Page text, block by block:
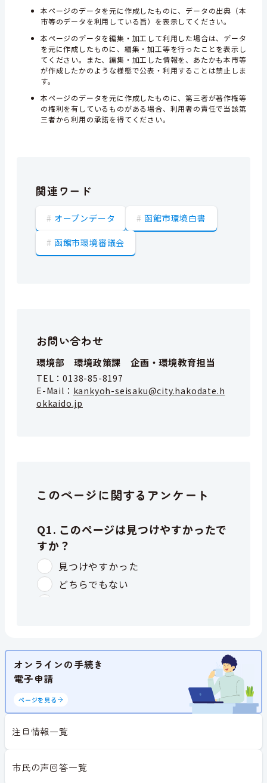
本ページのデータを元に作成したものに、データの出典（本
市等のデータを利用している旨）を表示してください。
本ページのデータを編集・加工して利用した場合は、データ
を元に作成したものに、編集・加工等を行ったことを表示し
てください。また、編集・加工した情報を、あたかも本市等
が作成したかのような様態で公表・利用することは禁止しま
す。
本ページのデータを元に作成したものに、第三者が著作権等
の権利を有しているものがある場合、利用者の責任で当該第
三者から利用の承諾を得てください。
関連ワード
オープンデータ 函館市環境白書
函館市環境審議会
お問い合わせ
環境部 環境政策課 企画・環境教育担当
TEL：0138-85-8197
E-Mail： kankyoh-seisaku@city.hakodate.h
okkaido.jp
このページに関するアンケート
オンラインの手続き
電子申請
ページを見る
注目情報一覧
市民の声回答一覧